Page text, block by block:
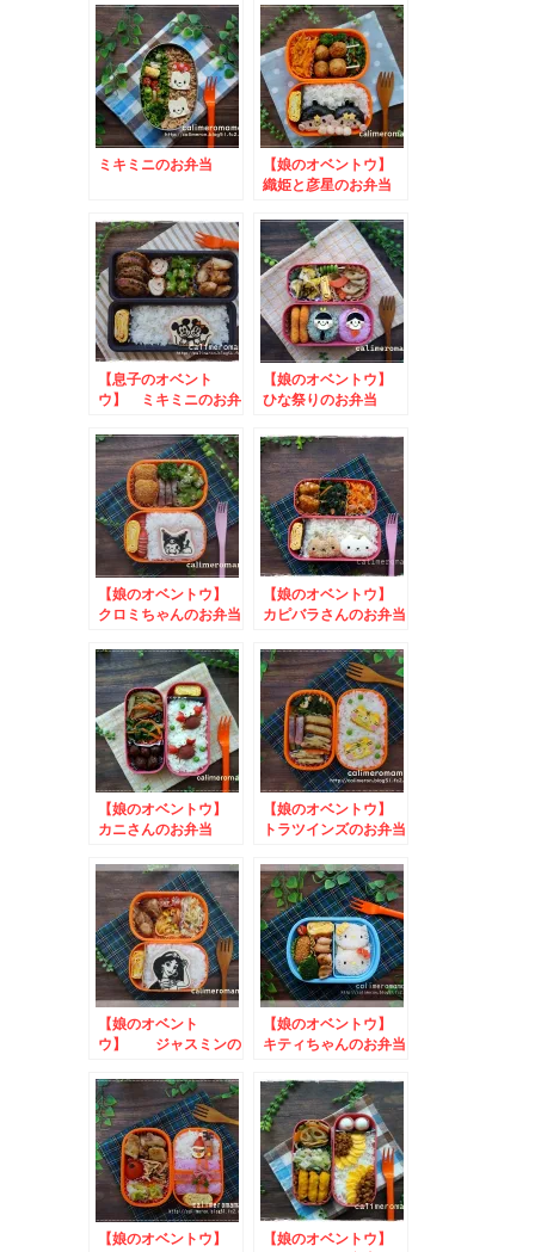
バレンタインキャンペ
ーン
ミキミニのお弁当
【娘のオベントウ】
織姫と彦星のお弁当
トキャンペーン
【息子のオベント
ウ】 ミキミニのお弁
【娘のオベントウ】
ひな祭りのお弁当
わ写真投稿キャンペー
ン
【娘のオベントウ】
クロミちゃんのお弁当
【娘のオベントウ】
カピバラさんのお弁当
【娘のオベントウ】
カニさんのお弁当
きおにこミニぬいぐる
みキャンペーン
【娘のオベントウ】
トラツインズのお弁当
【娘のオベント
ウ】 ジャスミンの
【娘のオベントウ】
キティちゃんのお弁当
【娘のオベントウ】
【娘のオベントウ】